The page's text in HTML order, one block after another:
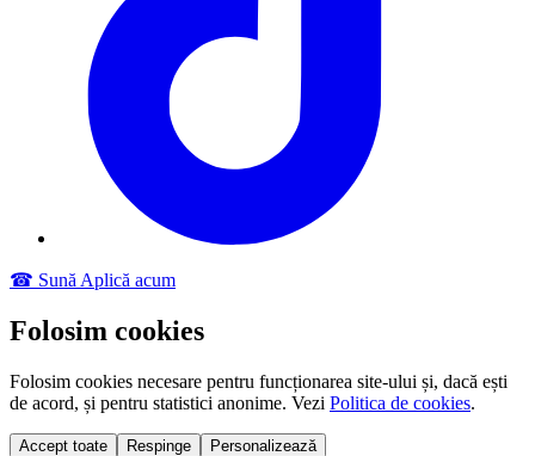
☎ Sună Aplică acum
Folosim cookies
Folosim cookies necesare pentru funcționarea site-ului și, dacă ești
de acord, și pentru statistici anonime. Vezi Politica de cookies.
Accept toate Respinge Personalizează